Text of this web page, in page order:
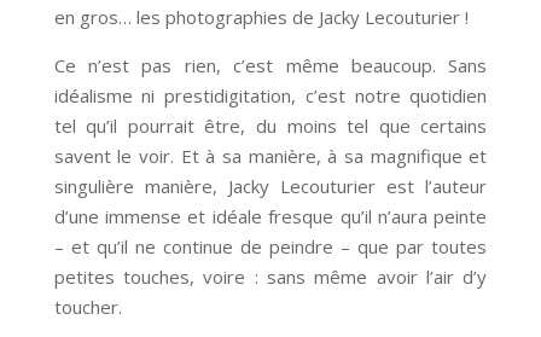
en gros… les photographies de Jacky Lecouturier !
Ce n’est pas rien, c’est même beaucoup. Sans
idéalisme ni prestidigitation, c’est notre quotidien
tel qu’il pourrait être, du moins tel que certains
savent le voir. Et à sa manière, à sa magnifique et
singulière manière, Jacky Lecouturier est l’auteur
d’une immense et idéale fresque qu’il n’aura peinte
– et qu’il ne continue de peindre – que par toutes
petites touches, voire : sans même avoir l’air d’y
toucher.